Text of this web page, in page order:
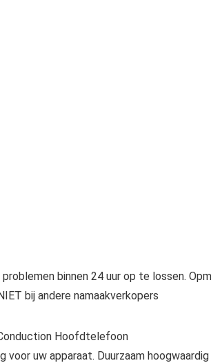
binnen 24 uur op te lossen.
bij andere namaakverkopers
Hoofdtelefoon
uw apparaat. Duurzaam